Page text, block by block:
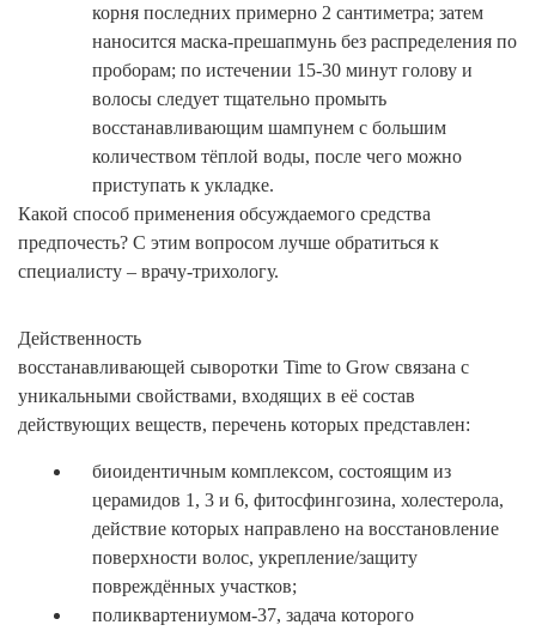
корня последних примерно 2 сантиметра; затем
наносится маска-прешапмунь без распределения по
проборам; по истечении 15-30 минут голову и
волосы следует тщательно промыть
восстанавливающим шампунем с большим
количеством тёплой воды, после чего можно
приступать к укладке.
Какой способ применения обсуждаемого средства
предпочесть? С этим вопросом лучше обратиться к
специалисту – врачу-трихологу.
Действенность
восстанавливающей сыворотки Time to Grow связана с
уникальными свойствами, входящих в её состав
действующих веществ, перечень которых представлен:
биоидентичным комплексом, состоящим из
церамидов 1, 3 и 6, фитосфингозина, холестерола,
действие которых направлено на восстановление
поверхности волос, укрепление/защиту
повреждённых участков;
поликвартениумом-37, задача которого